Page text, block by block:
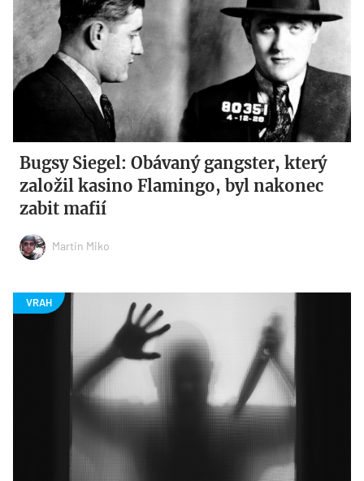
Bugsy Siegel: Obávaný gangster, který
založil kasino Flamingo, byl nakonec
zabit mafií
Martin Miko